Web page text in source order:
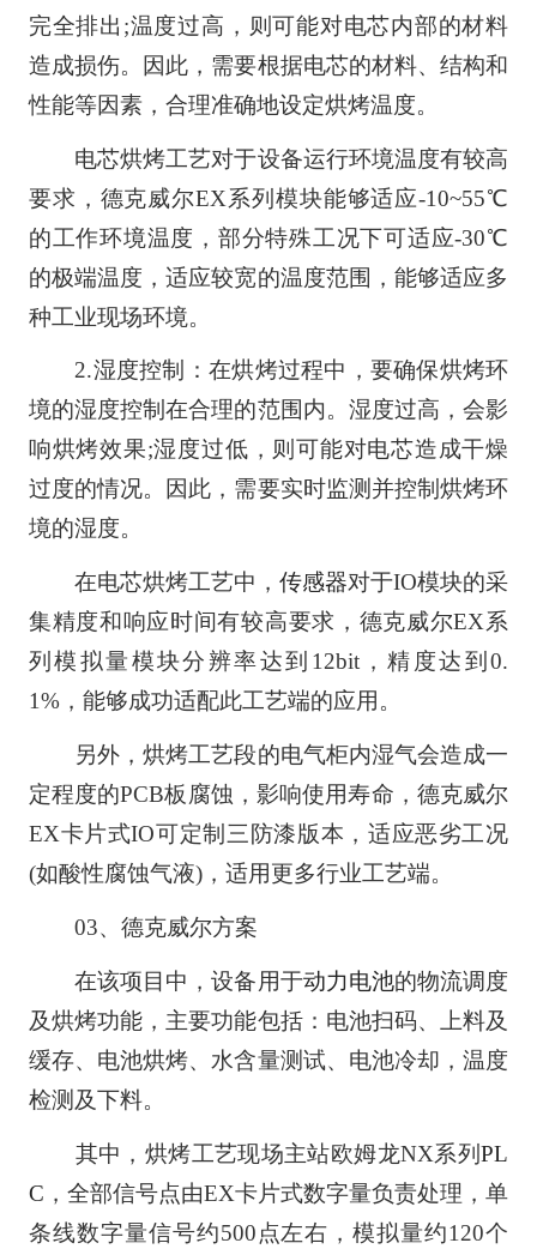
完全排出;温度过高，则可能对电芯内部的材料
造成损伤。因此，需要根据电芯的材料、结构和
性能等因素，合理准确地设定烘烤温度。
电芯烘烤工艺对于设备运行环境温度有较高
要求，德克威尔EX系列模块能够适应-10~55℃
的工作环境温度，部分特殊工况下可适应-30℃
的极端温度，适应较宽的温度范围，能够适应多
种工业现场环境。
2.湿度控制：在烘烤过程中，要确保烘烤环
境的湿度控制在合理的范围内。湿度过高，会影
响烘烤效果;湿度过低，则可能对电芯造成干燥
过度的情况。因此，需要实时监测并控制烘烤环
境的湿度。
在电芯烘烤工艺中，传感器对于IO模块的采
集精度和响应时间有较高要求，德克威尔EX系
列模拟量模块分辨率达到12bit，精度达到0.
1%，能够成功适配此工艺端的应用。
另外，烘烤工艺段的电气柜内湿气会造成一
定程度的PCB板腐蚀，影响使用寿命，德克威尔
EX卡片式IO可定制三防漆版本，适应恶劣工况
(如酸性腐蚀气液)，适用更多行业工艺端。
03、德克威尔方案
在该项目中，设备用于动力电池的物流调度
及烘烤功能，主要功能包括：电池扫码、上料及
缓存、电池烘烤、水含量测试、电池冷却，温度
检测及下料。
其中，烘烤工艺现场主站欧姆龙NX系列PL
C ，全部信号点由EX卡片式数字量负责处理，单
条线数字量信号约500点左右，模拟量约120个